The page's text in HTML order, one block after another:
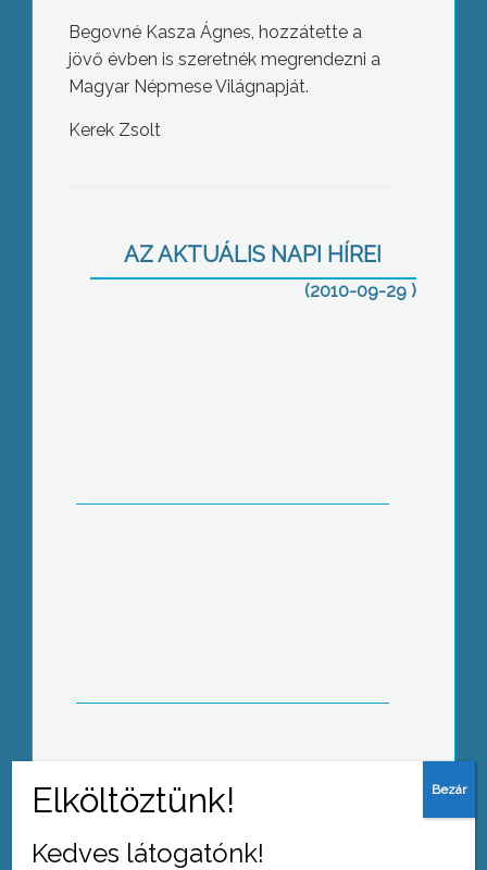
Begovné Kasza Ágnes, hozzátette a
jövő évben is szeretnék megrendezni a
Magyar Népmese Világnapját.
Kerek Zsolt
AZ AKTUÁLIS NAPI HÍREI
(2010-09-29 )
azonban csak saját fogyasztásra
Főként uniós forrásból megújult Hort
Kedves látogatónk!